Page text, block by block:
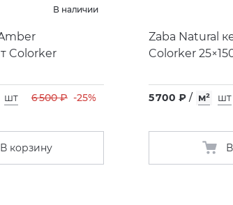
В наличии
Colorker
шт 6 500 ₽ -25%
В корзину
Zaba Natural
Colorker
5 700 ₽ / м² шт